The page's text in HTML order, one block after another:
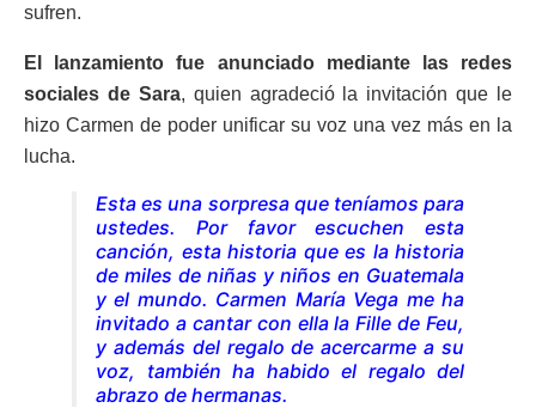
sufren.
El lanzamiento fue anunciado mediante las redes
sociales de Sara, quien agradeció la invitación que le
hizo Carmen de poder unificar su voz una vez más en la
lucha.
Esta es una sorpresa que teníamos para
ustedes. Por favor escuchen esta
canción, esta historia que es la historia
de miles de niñas y niños en Guatemala
y el mundo. Carmen María Vega me ha
invitado a cantar con ella la Fille de Feu,
y además del regalo de acercarme a su
voz, también ha habido el regalo del
abrazo de hermanas.